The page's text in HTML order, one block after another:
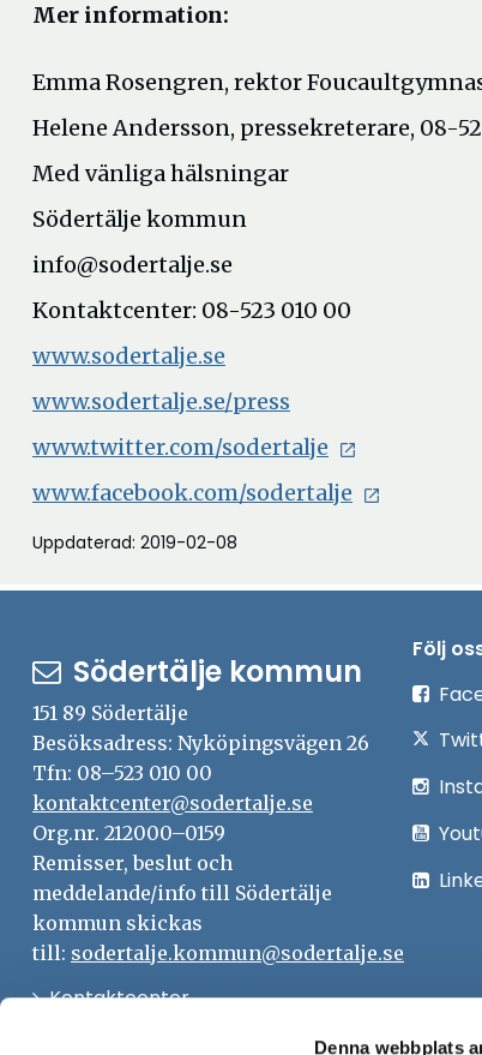
Denna webbplats
Mer information:
Emma Rosengren, rektor
Helene Andersson, pressekreterare, 08-
Med vänliga hälsningar
Södertälje kommun
info@sodertalje.se
Kontaktcenter: 08-523 010 00
www.sodertalje.se
www.sodertalje.se/press
www.twitter.com/sodertalje
www.facebook.com/sodertalje
Uppdaterad: 2019-02-08
Södertälje kommun
151 89 Södertälje
Besöksadress: Nyköpingsvägen 26
Tfn: 08–523 010 00
kontaktcenter@sodertalje.se
Org.nr. 212000–0159
Remisser, beslut och
meddelande/info till Södertälje
kommun skickas
till: sodertalje.kommun@sodertalje.se
KontaktcenterÖppna
Följ